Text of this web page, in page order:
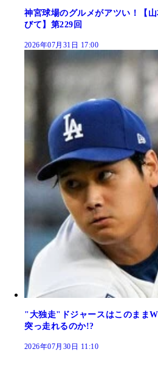
神宮球場のグルメがアツい！【
びて】第229回
2026年07月31日 17:00
"大独走"ドジャースはこのまま
突っ走れるのか!?
2026年07月30日 11:10